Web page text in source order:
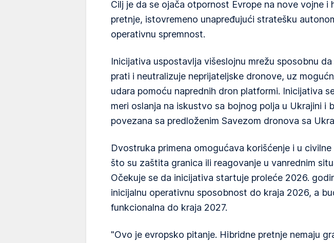
Cilj je da se ojača otpornost Evrope na nove vojne i
pretnje, istovremeno unapređujući stratešku
operativnu spremnost.
Inicijativa uspostavlja višeslojnu mrežu sposobnu
prati i neutralizuje neprijateljske dronove, uz
udara pomoću naprednih dron platformi. Inicijativa
meri oslanja na iskustvo sa bojnog polja u Ukrajini i
povezana sa predloženim Savezom dronova sa
Dvostruka primena omogućava korišćenje i u civilne
što su zaštita granica ili reagovanje u vanrednim
Očekuje se da inicijativa startuje proleće 2026.
inicijalnu operativnu sposobnost do kraja 2026, a
funkcionalna do kraja 2027.
"Ovo je evropsko pitanje. Hibridne pretnje nemaju